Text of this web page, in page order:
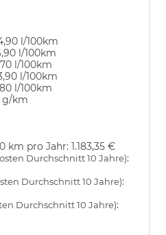
l/100km
l/100km
l/100km
l/100km
l/100km
g/km
km pro Jahr: 1.183,35 €
Durchschnitt 10 Jahre):
Durchschnitt 10 Jahre):
Durchschnitt 10 Jahre):